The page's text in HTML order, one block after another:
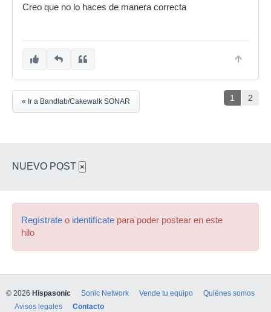
Creo que no lo haces de manera correcta
1 2
« Ir a Bandlab/Cakewalk SONAR
NUEVO POST ×
Regístrate o identifícate para poder postear en este
hilo
© 2026 Hispasonic Sonic Network Vende tu equipo
Quiénes somos
Avisos legales
Contacto